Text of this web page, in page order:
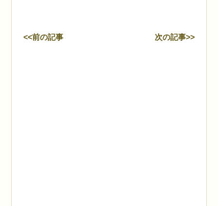
<<前の記事 次の記事>>